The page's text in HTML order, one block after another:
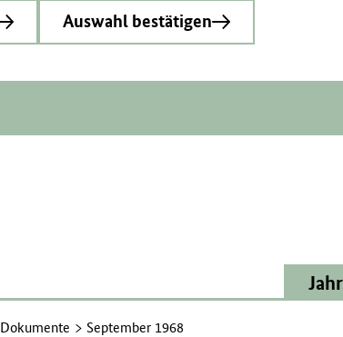
Auswahl bestätigen
Dokumente September 1968